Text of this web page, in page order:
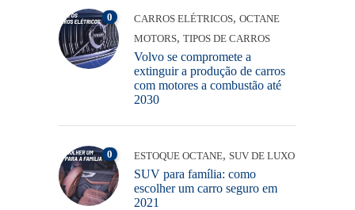
0 CARROS ELÉTRICOS, OCTANE
MOTORS, TIPOS DE CARROS
Volvo se compromete a
extinguir a produção de carros
com motores a combustão até
2030
0 ESTOQUE OCTANE, SUV DE LUXO
SUV para família: como
escolher um carro seguro em
2021